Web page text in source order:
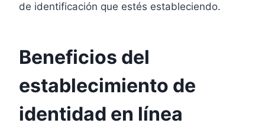
de identificación que estés estableciendo.
Beneficios del
establecimiento de
identidad en línea